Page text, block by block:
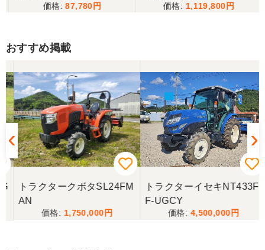
87,780 1,119,800
おすすめ掲載
トラクタークボタSL24FM
AN
1,750,000
トラクターイセキNT433F
F-UGCY
4,500,000